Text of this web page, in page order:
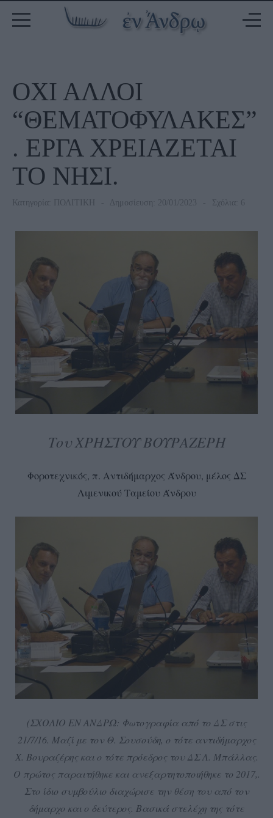
ΟΧΙ ΑΛΛΟΙ
“ΘΕΜΑΤΟΦΥΛΑΚΕΣ”
. ΕΡΓΑ ΧΡΕΙΑΖΕΤΑΙ
ΤΟ ΝΗΣΙ.
Κατηγορία: ΠΟΛΙΤΙΚΗ Δημοσίευση: 20/01/2023 Σχόλια: 6
Του ΧΡΗΣΤΟΥ ΒΟΥΡΑΖΕΡΗ
Φοροτεχνικός, π. Αντιδήμαρχος Άνδρου, μέλος ΔΣ
Λιμενικού Ταμείου Άνδρου
(ΣΧΟΛΙΟ ΕΝ ΑΝΔΡΩ: Φωτογραφία από το ΔΣ στις
21/7/16. Μαζί με τον Θ. Σουσούδη, ο τότε αντιδήμαρχος
Χ. Βουραζέρης και ο τότε πρόεδρος του ΔΣ Λ. Μπάλλας.
Ο πρώτος παραιτήθηκε και ανεξαρτητοποιήθηκε το 2017,.
Στο ίδιο συμβούλιο διαχώρισε την θέση του από τον
δήμαρχο και ο δεύτερος. Βασικά στελέχη της τότε